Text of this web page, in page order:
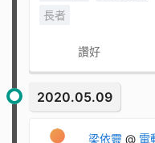
長者
讚好
2020.05.09
梁依靈 @ 電